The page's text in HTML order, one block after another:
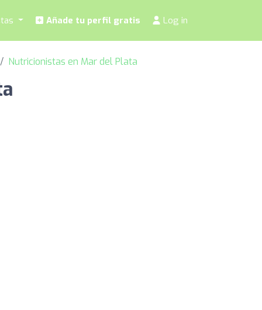
Añade tu perfil gratis Log in
Nutricionistas en Mar del Plata